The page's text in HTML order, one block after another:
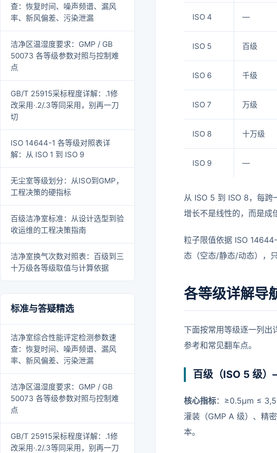
查：恢复时间、噪声频谱、漏风
率、新风偏差、污染泄漏
洁净区温湿度要求：GMP / GB
50073 各等级参数对照与控制难
点
GB/T 25915采标程度详解：.1修
改采用·.2/.3等同采用，别再一刀
切
ISO 14644-1 各等级对照表详
解：从 ISO 1 到 ISO 9
无尘室等级划分：从ISO到GMP，
工程决策的硬指标
百级洁净室标准：从设计选型到验
收运维的工程决策指南
洁净室换气次数对照表：百级到三
十万级各等级取值与计算依据
标准与答疑精选
洁净室综合性能评定检测参数速
查：恢复时间、噪声频谱、漏风
率、新风偏差、污染泄漏
洁净区温湿度要求：GMP / GB
50073 各等级参数对照与控制难
点
GB/T 25915采标程度详解：.1修
改采用·.2/.3等同采用，别再一刀
ISO 4 —
ISO 5 百级
ISO 6 千级
ISO 7 万级
ISO 8 十万级
ISO 9 —
从 ISO 5 到 ISO 8，每跨
增长不是线性的，而是成
粒子限值依据 ISO
态（空态/静态/动态），只
各等级详解导
下面按常用等级逐一列出
参考和常见翻车点。
百级（ISO 5 级
核心指标：≥0.5μm ≤
灌装（GMP A 级）、精
本。